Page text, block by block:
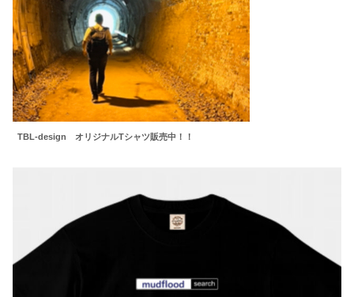
TBL-design オリジナルTシャツ販売中！！